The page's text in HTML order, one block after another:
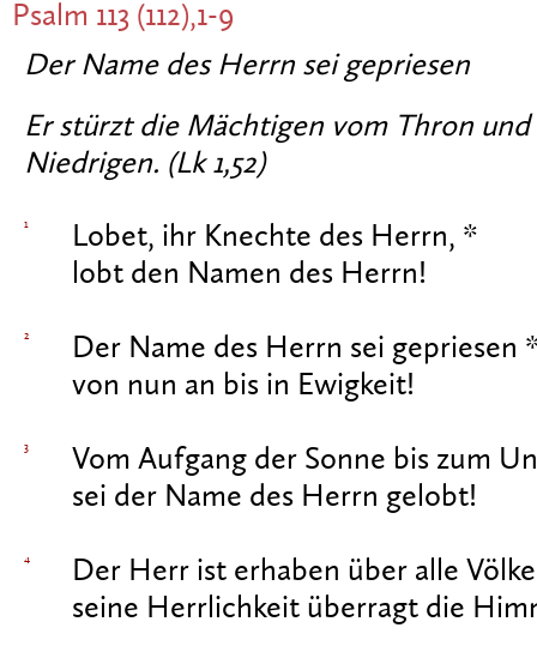
Psalm 113 (112),1-9
Der Name des Herrn sei gepriesen
Er stürzt die Mächtigen vom Thron
Niedrigen. (Lk 1,52)
1
Lobet, ihr Knechte des Herrn, *
lobt den Namen des Herrn!
2
Der Name des Herrn sei gepriesen
von nun an bis in Ewigkeit!
3
Vom Aufgang der Sonne bis zum
sei der Name des Herrn gelobt!
4
Der Herr ist erhaben über alle
seine Herrlichkeit überragt die